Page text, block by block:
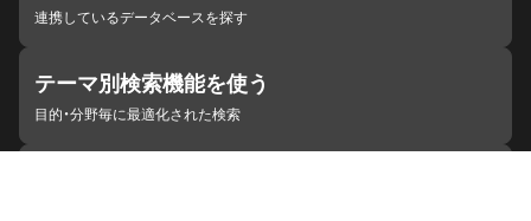
連携しているデータベースを探す
テーマ別検索機能を使う
目的・分野毎に最適化された検索